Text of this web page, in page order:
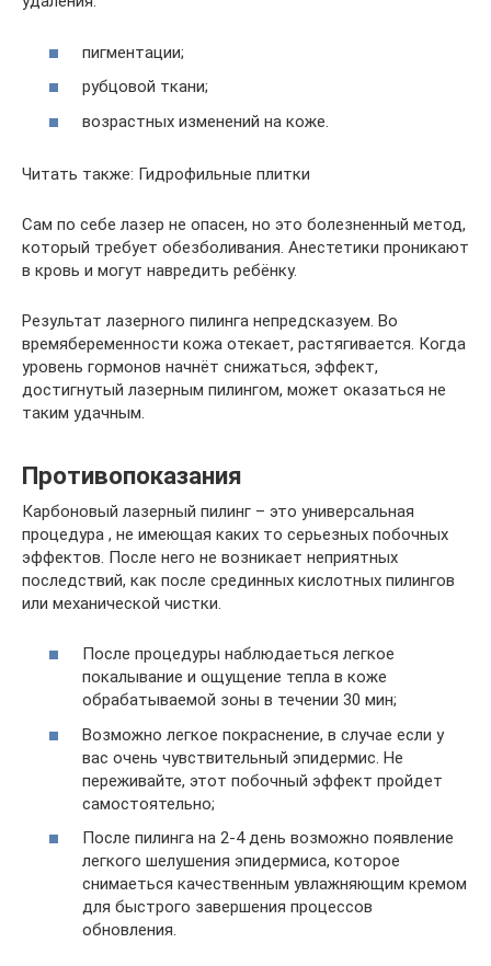
пигментации;
рубцовой ткани;
возрастных изменений на коже.
Читать также: Гидрофильные плитки
Сам по себе лазер не опасен, но это болезненный метод,
который требует обезболивания. Анестетики проникают
в кровь и могут навредить ребёнку.
Результат лазерного пилинга непредсказуем. Во
времябеременности кожа отекает, растягивается. Когда
уровень гормонов начнёт снижаться, эффект,
достигнутый лазерным пилингом, может оказаться не
таким удачным.
Противопоказания
Карбоновый лазерный пилинг – это универсальная
процедура , не имеющая каких то серьезных побочных
эффектов. После него не возникает неприятных
последствий, как после срединных кислотных пилингов
или механической чистки.
После процедуры наблюдаеться легкое
покалывание и ощущение тепла в коже
обрабатываемой зоны в течении 30 мин;
Возможно легкое покраснение, в случае если у
вас очень чувствительный эпидермис. Не
переживайте, этот побочный эффект пройдет
самостоятельно;
После пилинга на 2-4 день возможно появление
легкого шелушения эпидермиса, которое
снимаеться качественным увлажняющим кремом
для быстрого завершения процессов
обновления.